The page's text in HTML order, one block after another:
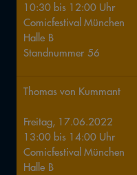
10:30 bis 12:00 Uhr
Comicfestival München
Halle B
Standnummer 56
Thomas von Kummant
Freitag, 17.06.2022
13:00 bis 14:00 Uhr
Comicfestival München
Halle B